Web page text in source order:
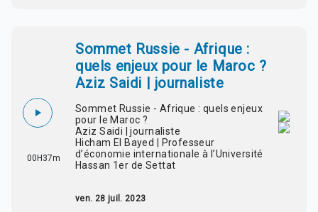
00H37m
Sommet Russie - Afrique :
quels enjeux pour le Maroc ?
Aziz Saidi | journaliste
Sommet Russie - Afrique : quels enjeux
pour le Maroc ?
Aziz Saidi | journaliste
Hicham El Bayed | Professeur
d’économie internationale à l’Université
Hassan 1er de Settat
ven. 28 juil. 2023